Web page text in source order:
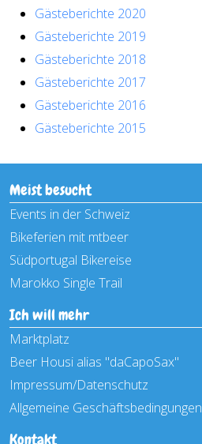
Gästeberichte 2020
Gästeberichte 2019
Gästeberichte 2018
Gästeberichte 2017
Gästeberichte 2016
Gästeberichte 2015
Meist besucht
Events in der Schweiz
Bikeferien mit mtbeer
Südportugal Bikereise
Marokko Single Trail
Ich will mehr
Marktplatz
Beer Housi alias "daCapoSax"
Impressum/Datenschutz
Allgemeine Geschäftsbedingungen
Kontakt